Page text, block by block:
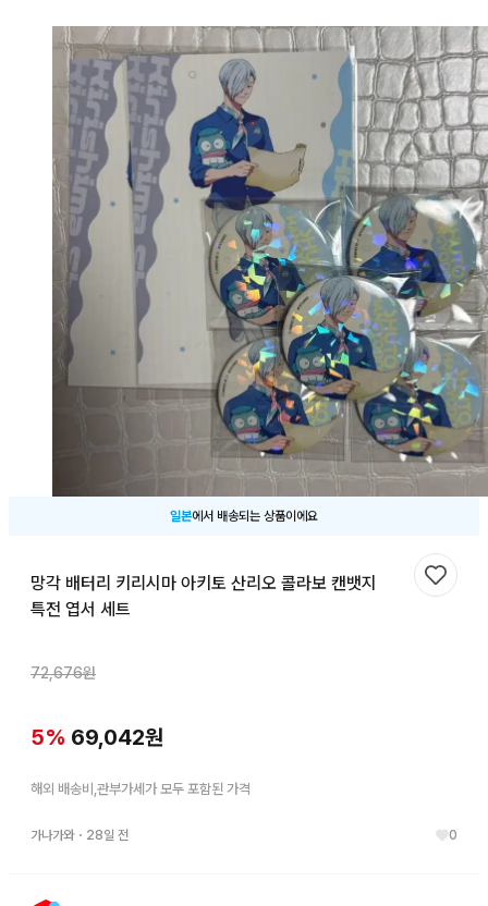
일본에서 배송되는 상품이에요
망각 배터리 키리시마 아키토 산리오 콜라보 캔뱃지
특전 엽서 세트
72,676원
5% 69,042원
해외 배송비,관부가세가 모두 포함된 가격
가나가와・ 28일 전 0
찜하기